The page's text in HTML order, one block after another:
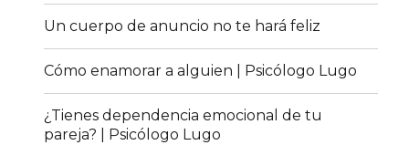
Un cuerpo de anuncio no te hará feliz
Cómo enamorar a alguien | Psicólogo Lugo
¿Tienes dependencia emocional de tu
pareja? | Psicólogo Lugo